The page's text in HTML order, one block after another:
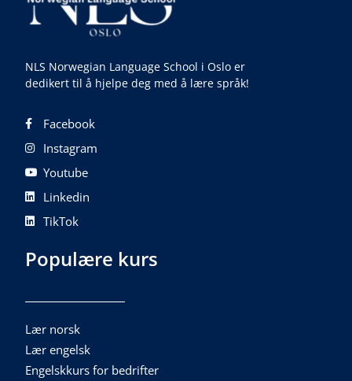
NLS Norwegian Language School i Oslo er
dedikert til å hjelpe deg med å lære språk!
Facebook
Instagram
Youtube
Linkedin
TikTok
Populære kurs
Lær norsk
Lær engelsk
Engelskkurs for bedrifter